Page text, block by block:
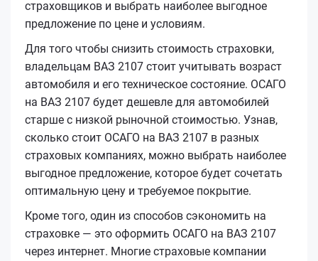
страховщиков и выбрать наиболее выгодное
предложение по цене и условиям.
Для того чтобы снизить стоимость страховки,
владельцам ВАЗ 2107 стоит учитывать возраст
автомобиля и его техническое состояние. ОСАГО
на ВАЗ 2107 будет дешевле для автомобилей
старше с низкой рыночной стоимостью. Узнав,
сколько стоит ОСАГО на ВАЗ 2107 в разных
страховых компаниях, можно выбрать наиболее
выгодное предложение, которое будет сочетать
оптимальную цену и требуемое покрытие.
Кроме того, один из способов сэкономить на
страховке — это оформить ОСАГО на ВАЗ 2107
через интернет. Многие страховые компании